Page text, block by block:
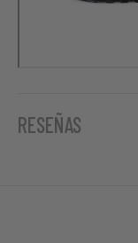
RESEÑAS